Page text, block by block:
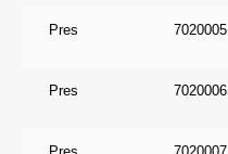
Pres 7020005
Pres 7020006